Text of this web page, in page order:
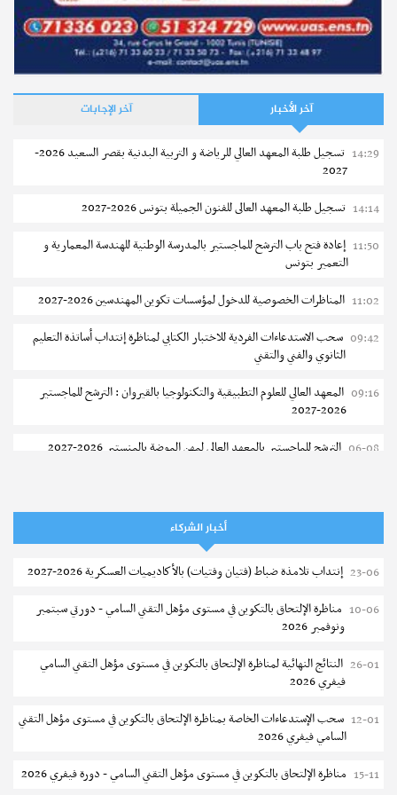
آخر الأخبار آخر الإجابات
14:29
تسجيل طلبة المعهد العالي للرياضة و التربية البدنية بقصر السعيد 2026-
2027
14:14 تسجيل طلبة المعهد العالى للفنون الجميلة بتونس 2026-2027
11:50 إعادة فتح باب الترشح للماجستير بالمدرسة الوطنية للهندسة المعمارية و
التعمير بتونس
11:02 المناظرات الخصوصية للدخول لمؤسسات تكوين المهندسين 2026-2027
09:42 سحب الاستدعاءات الفردية للاختبار الكتابي لمناظرة إنتداب أساتذة التعليم
الثانوي والفني والتقني
09:16 المعهد العالي للعلوم التطبيقية والتكنولوجيا بالقيروان : الترشح للماجستير
2026-2027
06-08 الترشح للماجستير بالمعهد العالي لمهن الموضة بالمنستير 2026-2027
تمديد آجال الترشح للماجستير بالمعهد العالي لعلوم و تقنيات المياه بقابس
2026-2027
05-08
بلاغ حول مواعيد الترسيم المدرسي عن بعد بعنوان السنة الدراسية 2026-
الإعلان عن نتائج الدورة الرئيسية للتوجيه الجامعي - باكالوريا 2026
05-08 فتح مناظرة لإنتداب عرفاء بسلك الحرس الوطني لسنة 2026
المعهد العالي للرياضة و التربية البدنية بقصر السعيد : ترسيم السنوات الثانية
أخبار الشركاء
23-06 إنتداب تلامذة ضباط (فتيان وفتيات) بالأكاديميات العسكرية 2026-2027
10-06 مناظرة الإلتحاق بالتكوين في مستوى مؤهل التقني السامي - دورتي سبتمبر
ونوفمبر 2026
26-01 النتائج النهائية لمناظرة الإلتحاق بالتكوين في مستوى مؤهل التقني السامي
فيفري 2026
12-01 سحب الإستدعاءات الخاصة بمناظرة الإلتحاق بالتكوين في مستوى مؤهل التقني
السامي فيفري 2026
15-11 مناظرة الإلتحاق بالتكوين في مستوى مؤهل التقني السامي - دورة فيفري 2026